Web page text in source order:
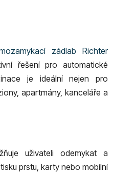
zádlab Richter
řešení pro automatické
je ideální nejen pro
apartmány, kanceláře a
uživateli odemykat a
prstu, karty nebo mobilní